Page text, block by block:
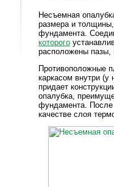
Несъемная
размера и
фундамента.
которого
расположены пазы,
Противоположные
каркасом внутри (у
придает
опалубка,
фундамента. После
качестве слоя